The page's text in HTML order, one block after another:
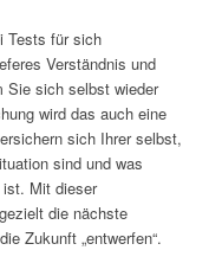
Tests für sich
Verständnis und
Sie sich selbst wieder
wird das auch eine
sich Ihrer selbst,
sind und was
Mit dieser
die nächste
Zukunft „entwerfen“.